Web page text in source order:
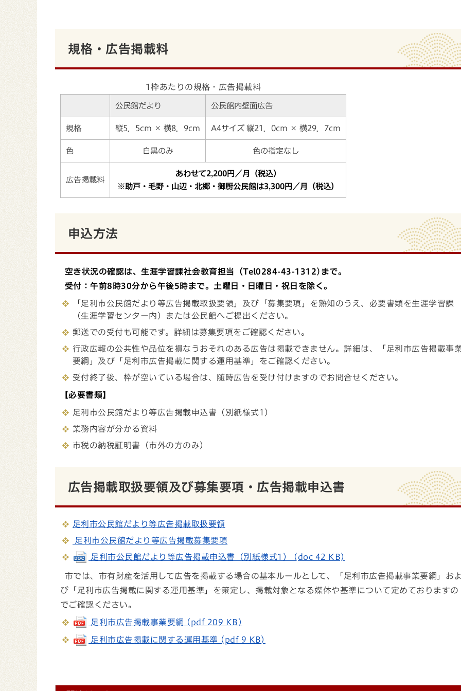
規格・広告掲載料
1枠あたりの規格・広告掲載料
公民館だより 公民館内壁面広告
規格 縦5．5cm × 横8．9cm A4サイズ 縦21．0cm × 横29．7cm
色 白黒のみ 色の指定なし
広告掲載料
あわせて2,200円／月（税込）
※助戸・毛野・山辺・北郷・御厨公民館は3,300円／月（税込）
申込方法
空き状況の確認は、生涯学習課社会教育担当（Tel0284-43-1312)まで。
受付：午前8時30分から午後5時まで。土曜日・日曜日・祝日を除く。
「足利市公民館だより等広告掲載取扱要領」及び「募集要項」を熟知のうえ、必要書類を生涯学習課
（生涯学習センター内）または公民館へご提出ください。
郵送での受付も可能です。詳細は募集要項をご確認ください。
行政広報の公共性や品位を損なうおそれのある広告は掲載できません。詳細は、「足利市広告掲載事
要綱」及び「足利市広告掲載に関する運用基準」をご確認ください。
受付終了後、枠が空いている場合は、随時広告を受け付けますのでお問合せください。
【必要書類】
足利市公民館だより等広告掲載申込書（別紙様式1）
業務内容が分かる資料
市税の納税証明書（市外の方のみ）
広告掲載取扱要領及び募集要項・広告掲載申込書
足利市公民館だより等広告掲載取扱要領
足利市公民館だより等広告掲載募集要項
足利市公民館だより等広告掲載申込書（別紙様式1） (doc 42 KB)
市では、市有財産を活用して広告を掲載する場合の基本ルールとして、「足利市広告掲載事業要綱」お
び「足利市広告掲載に関する運用基準」を策定し、掲載対象となる媒体や基準について定めておりますの
でご確認ください。
足利市広告掲載事業要綱 (pdf 209 KB)
足利市広告掲載に関する運用基準 (pdf 9 KB)